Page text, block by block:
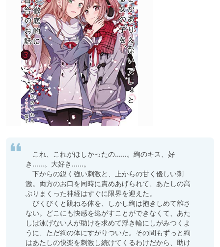
これ、これがほしかったの……。絢のキス、好
き……。大好き……。
下からの鋭く強い刺激と、上からの甘く優しい刺
激。両方のお口を同時に責めあげられて、あたしの高
ぶりまくった神経はすぐに限界を迎えた。
びくびくと跳ねる体を、しかし絢は抱きしめて離さ
ない。どこにも快感を逃がすことができなくて、あた
しは泳げない人が助けを求めて浮き輪にしがみつくよ
うに、ただ絢の体にすがりついた。その間もずっと絢
はあたしの快楽を刺激し続けてくるわけだから、助け